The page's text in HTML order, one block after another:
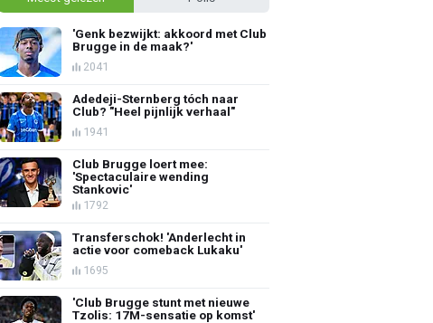
'Genk bezwijkt: akkoord met Club
Brugge in de maak?'
2041
Adedeji-Sternberg tóch naar
Club? "Heel pijnlijk verhaal"
1941
Club Brugge loert mee:
'Spectaculaire wending
Stankovic'
1792
Transferschok! 'Anderlecht in
actie voor comeback Lukaku'
1695
'Club Brugge stunt met nieuwe
Tzolis: 17M-sensatie op komst'